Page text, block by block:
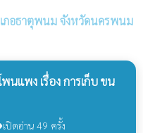
ภอธาตุพนม จังหวัดนครพนม
นแพง เรื่อง การเก็บ ขน
เปิดอ่าน 49 ครั้ง